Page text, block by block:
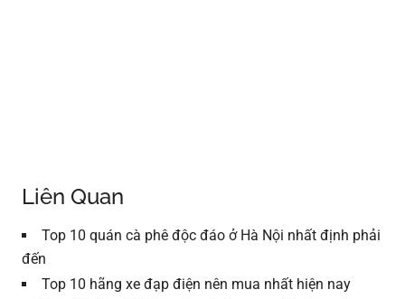
Liên Quan
Top 10 quán cà phê độc đáo ở Hà Nội nhất định phải
đến
Top 10 hãng xe đạp điện nên mua nhất hiện nay